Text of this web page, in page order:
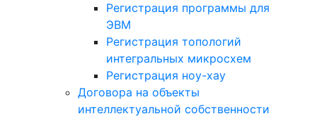
Регистрация программы для
ЭВМ
Регистрация топологий
интегральных микросхем
Регистрация ноу-хау
Договора на объекты
интеллектуальной собственности